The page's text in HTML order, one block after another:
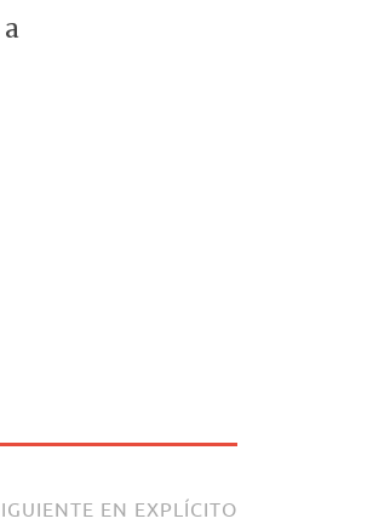
EN EXPLÍCITO